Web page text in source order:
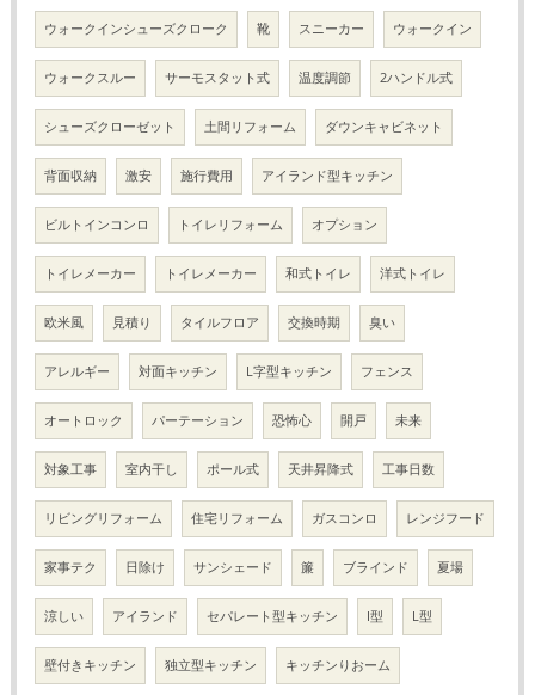
ウォークインシューズクローク 靴 スニーカー ウォークイン
ウォークスルー サーモスタット式 温度調節 2ハンドル式
シューズクローゼット 土間リフォーム ダウンキャビネット
背面収納 激安 施行費用 アイランド型キッチン
ビルトインコンロ トイレリフォーム オプション
トイレメーカー トイレメーカー 和式トイレ 洋式トイレ
欧米風 見積り タイルフロア 交換時期 臭い
アレルギー 対面キッチン L字型キッチン フェンス
オートロック パーテーション 恐怖心 開戸 未来
対象工事 室内干し ポール式 天井昇降式 工事日数
リビングリフォーム 住宅リフォーム ガスコンロ レンジフード
家事テク 日除け サンシェード 簾 ブラインド 夏場
涼しい アイランド セパレート型キッチン I型 L型
壁付きキッチン 独立型キッチン キッチンりおーム